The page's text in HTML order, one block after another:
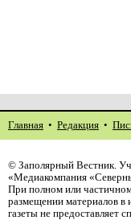
Главная • Редакция •
© Заполярный Вестник.
«Медиакомпания
При полном или
размещении материалов в
газеты не предоставляет